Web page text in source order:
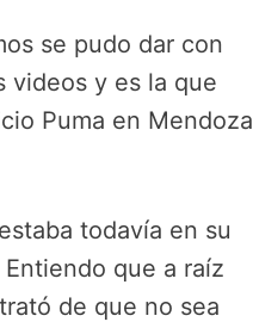
se pudo dar con
videos y es la que
Puma en Mendoza
todavía en su
que a raíz
de que no sea